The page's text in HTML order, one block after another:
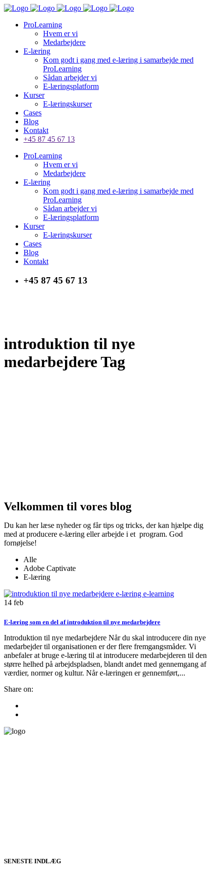
ProLearning
Hvem er vi
Medarbejdere
E-læring
Kom godt i gang med e-læring i samarbejde med
ProLearning
Sådan arbejder vi
E-læringsplatform
Kurser
E-læringskurser
Cases
Blog
Kontakt
+45 87 45 67 13
ProLearning
Hvem er vi
Medarbejdere
E-læring
Kom godt i gang med e-læring i samarbejde med
ProLearning
Sådan arbejder vi
E-læringsplatform
Kurser
E-læringskurser
Cases
Blog
Kontakt
+45 87 45 67 13
introduktion til nye
medarbejdere Tag
Velkommen til vores blog
Du kan her læse nyheder og får tips og tricks, der kan hjælpe dig
med at producere e-læring eller arbejde i et program. God
fornøjelse!
Alle
Adobe Captivate
E-læring
14 feb
E-læring som en del af introduktion til nye medarbejdere
Introduktion til nye medarbejdere Når du skal introducere din nye
medarbejder til organisationen er der flere fremgangsmåder. Vi
anbefaler at bruge e-læring til at introducere medarbejderen til den
større helhed på arbejdspladsen, blandt andet med gennemgang af
værdier, normer og kultur. Når e-læringen er gennemført,...
Share on:
SENESTE INDLÆG